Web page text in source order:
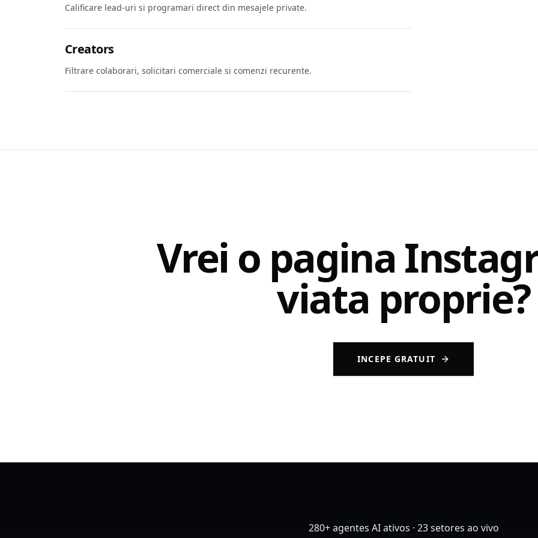
Calificare lead-uri si programari direct din mesajele private.
Creators
Filtrare colaborari, solicitari comerciale si comenzi recurente.
Vrei o pagina
viata proprie?
INCEPE GRATUIT
280+ agentes AI ativos · 23 setores ao vivo